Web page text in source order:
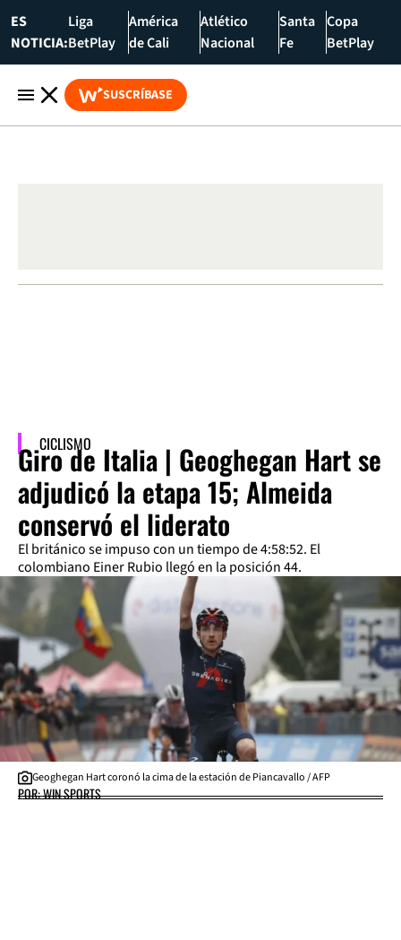
ES
NOTICIA:
Liga
BetPlay
América
de Cali
Atlético
Nacional
Santa
Fe
Copa
BetPlay
SUSCRÍBASE
CICLISMO
Giro de Italia | Geoghegan Hart se
adjudicó la etapa 15; Almeida
conservó el liderato
El británico se impuso con un tiempo de 4:58:52. El
colombiano Einer Rubio llegó en la posición 44.
Geoghegan Hart coronó la cima de la estación de Piancavallo / AFP
POR: WIN SPORTS